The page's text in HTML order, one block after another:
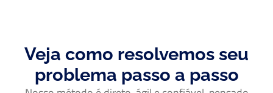
Veja como resolvemos seu
problema passo a passo